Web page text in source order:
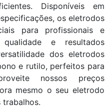
Disponíveis em
os eletrodos
para profissionais e
e resultados
dos eletrodos
e rutilo, perfeitos para
nossos preços
mesmo o seu eletrodo
trabalhos.